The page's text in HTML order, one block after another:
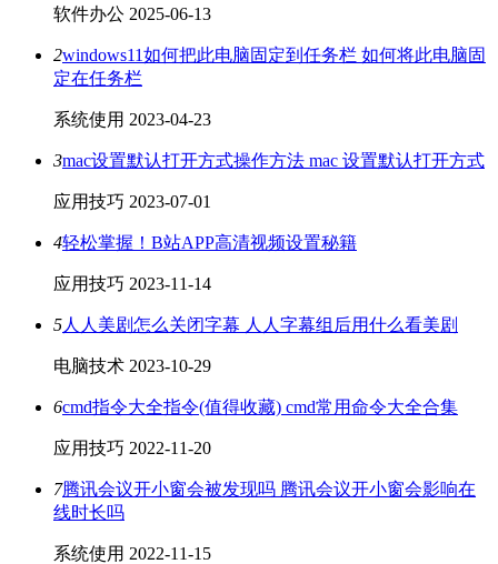
软件办公 2025-06-13
2windows11如何把此电脑固定到任务栏 如何将此电脑固
定在任务栏
系统使用 2023-04-23
3mac设置默认打开方式操作方法 mac 设置默认打开方式
应用技巧 2023-07-01
4轻松掌握！B站APP高清视频设置秘籍
应用技巧 2023-11-14
5人人美剧怎么关闭字幕 人人字幕组后用什么看美剧
电脑技术 2023-10-29
6cmd指令大全指令(值得收藏) cmd常用命令大全合集
应用技巧 2022-11-20
7腾讯会议开小窗会被发现吗 腾讯会议开小窗会影响在
线时长吗
系统使用 2022-11-15